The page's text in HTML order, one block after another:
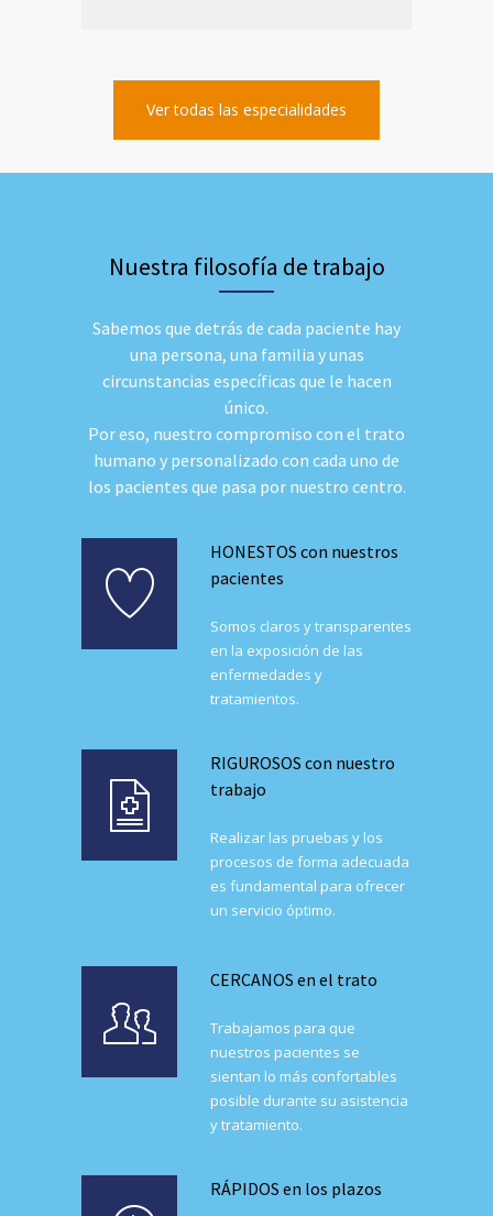
Ver todas las especialidades
Nuestra filosofía de trabajo
Sabemos que detrás de cada paciente hay
una persona, una familia y unas
circunstancias específicas que le hacen
único.
Por eso, nuestro compromiso con el trato
humano y personalizado con cada uno de
los pacientes que pasa por nuestro centro.
HONESTOS con nuestros
pacientes
Somos claros y transparentes
en la exposición de las
enfermedades y
tratamientos.
RIGUROSOS con nuestro
trabajo
Realizar las pruebas y los
procesos de forma adecuada
es fundamental para ofrecer
un servicio óptimo.
CERCANOS en el trato
Trabajamos para que
nuestros pacientes se
sientan lo más confortables
posible durante su asistencia
y tratamiento.
RÁPIDOS en los plazos